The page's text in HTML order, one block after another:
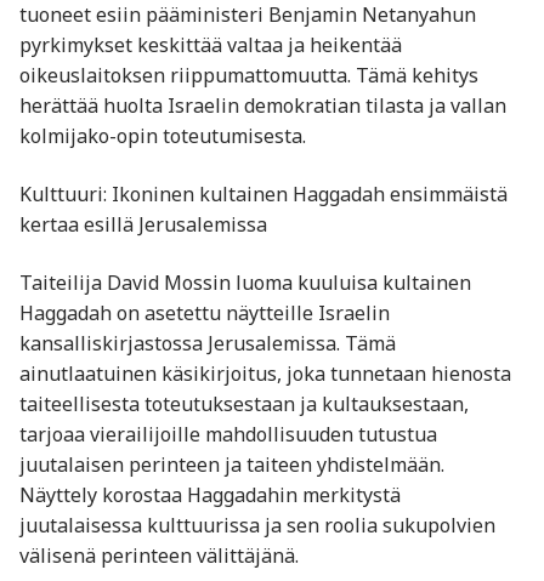
tuoneet esiin pääministeri Benjamin Netanyahun
pyrkimykset keskittää valtaa ja heikentää
oikeuslaitoksen riippumattomuutta. Tämä kehitys
herättää huolta Israelin demokratian tilasta ja vallan
kolmijako-opin toteutumisesta. ​
Kulttuuri: Ikoninen kultainen Haggadah ensimmäistä
kertaa esillä Jerusalemissa
Taiteilija David Mossin luoma kuuluisa kultainen
Haggadah on asetettu näytteille Israelin
kansalliskirjastossa Jerusalemissa. Tämä
ainutlaatuinen käsikirjoitus, joka tunnetaan hienosta
taiteellisesta toteutuksestaan ja kultauksestaan,
tarjoaa vierailijoille mahdollisuuden tutustua
juutalaisen perinteen ja taiteen yhdistelmään.
Näyttely korostaa Haggadahin merkitystä
juutalaisessa kulttuurissa ja sen roolia sukupolvien
välisenä perinteen välittäjänä. ​